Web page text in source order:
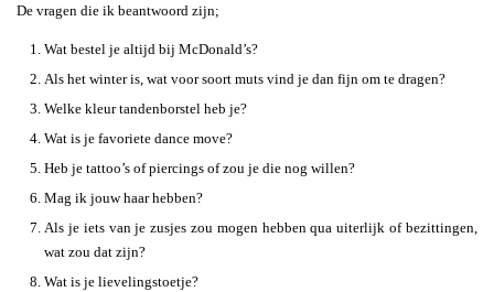
De vragen die ik beantwoord zijn;
Wat bestel je altijd bij McDonald’s?
Als het winter is, wat voor soort muts vind je dan fijn om te dragen?
Welke kleur tandenborstel heb je?
Wat is je favoriete dance move?
Heb je tattoo’s of piercings of zou je die nog willen?
Mag ik jouw haar hebben?
Als je iets van je zusjes zou mogen hebben qua uiterlijk of bezittingen,
wat zou dat zijn?
Wat is je lievelingstoetje?